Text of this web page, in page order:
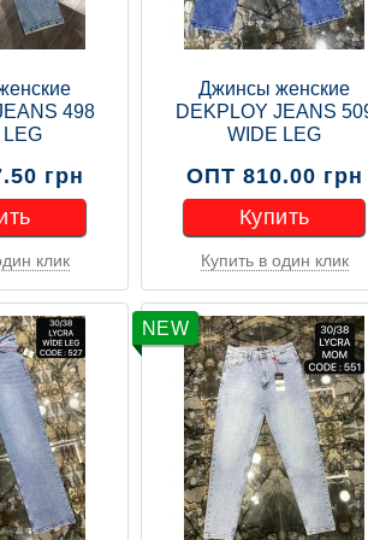
498
грн
клик
Джинсы женские
DEKPLOY JEANS
WIDE LEG
ОПТ 810.00 грн
Купить
Купить
Купить в один клик
NEW